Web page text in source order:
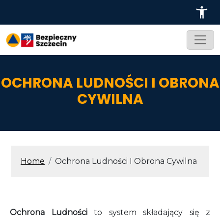
OCHRONA LUDNOŚCI I OBRONA
CYWILNA
ŚCIEŻKA NAWIGACYJNA
Home Ochrona Ludności I Obrona Cywilna
Ochrona Ludnościto system składający się z